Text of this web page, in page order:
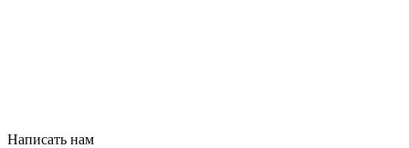
Написать нам